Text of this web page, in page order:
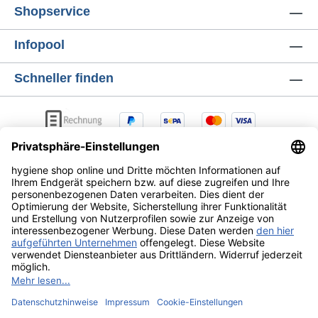
Shopservice
Infopool
Schneller finden
AGB Lieferung & Versandkosten
Zahlungsarten